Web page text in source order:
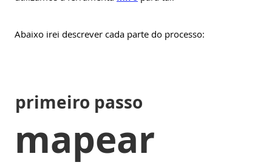
Abaixo irei descrever cada parte do processo:
primeiro passo
mapear